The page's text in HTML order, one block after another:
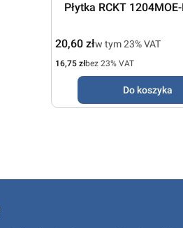
Płytka RCKT
Cena brutto
20,60 złw tym %s VAT
w tym23%VAT
Cena netto
16,75 złbez 23% VAT
Do koszyka